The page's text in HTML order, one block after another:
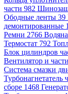
части 982
Ободные ленты 39
демонтированные
Ремни 2766
Термостат 792
Блок цилиндров
Вентилятор и
Система смазки
Турбонагнетатель
сборе 1468